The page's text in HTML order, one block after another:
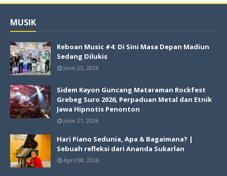
MUSIK
Reboan Music #4: Di Sini Masa Depan Madiun
Sedang Dilukis
June 25, 2026
Sidem Kayon Guncang Mataraman Rockfest
Grebeg Suro 2026, Perpaduan Metal dan Etnik
Jawa Hipnotis Penonton
June 21, 2026
Hari Piano Sedunia, Apa & Bagaimana? |
Sebuah refleksi dari Ananda Sukarlan
April 08, 2026